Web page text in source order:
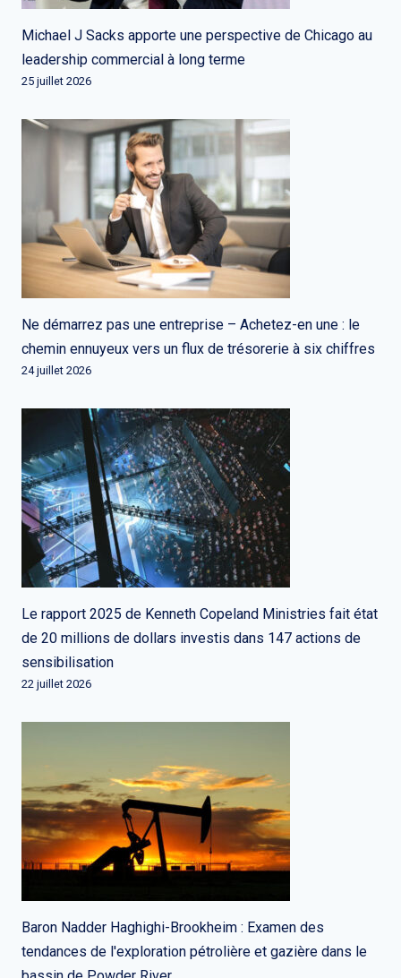
Michael J Sacks apporte une perspective de Chicago au
leadership commercial à long terme
25 juillet 2026
Ne démarrez pas une entreprise – Achetez-en une : le
chemin ennuyeux vers un flux de trésorerie à six chiffres
24 juillet 2026
Le rapport 2025 de Kenneth Copeland Ministries fait état
de 20 millions de dollars investis dans 147 actions de
sensibilisation
22 juillet 2026
Baron Nadder Haghighi-Brookheim : Examen des
tendances de l'exploration pétrolière et gazière dans le